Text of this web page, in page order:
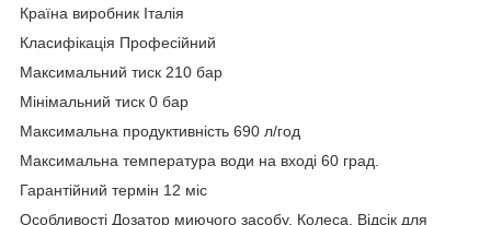
Країна виробник Італія
Класифікація Професійний
Максимальний тиск 210 бар
Мінімальний тиск 0 бар
Максимальна продуктивність 690 л/год
Максимальна температура води на вході 60 град.
Гарантійний термін 12 міс
Особливості Дозатор миючого засобу, Колеса, Відсік для